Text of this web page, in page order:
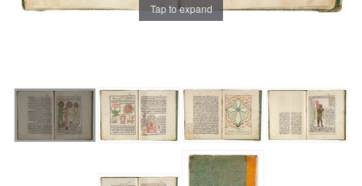
Tap to expand